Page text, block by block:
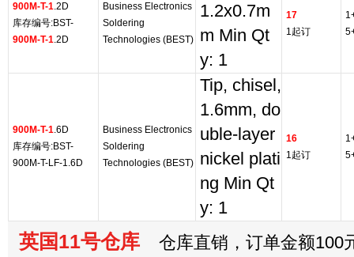
900M-T-1.2D
库存编号:BST-
900M-T-1.2D
Business Electronics
Soldering
Technologies (BEST)
1.2x0.7m
m Min Qt
y: 1
17
1起订
900M-T-1.6D
库存编号:BST-
900M-T-LF-1.6D
Business Electronics
Soldering
Technologies (BEST)
Tip, chisel,
1.6mm, do
uble-layer
nickel plati
ng Min Qt
y: 1
16
1起订
英国11号仓库 仓库直销，订单金额100